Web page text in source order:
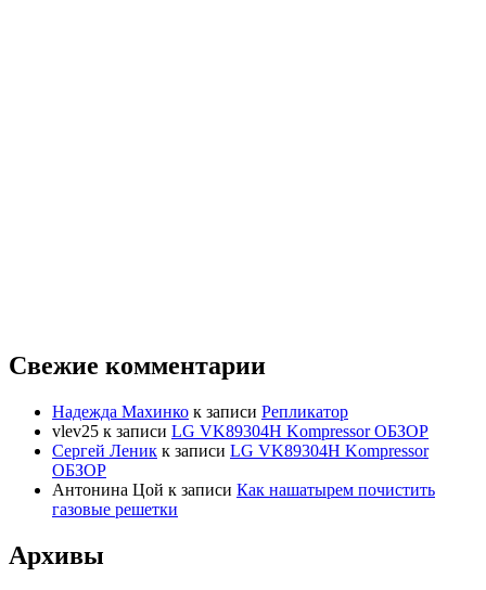
Свежие комментарии
Надежда Махинко к записи Репликатор
vlev25 к записи LG VK89304H Kompressor ОБЗОР
Сергей Леник к записи LG VK89304H Kompressor
ОБЗОР
Антонина Цой к записи Как нашатырем почистить
газовые решетки
Архивы